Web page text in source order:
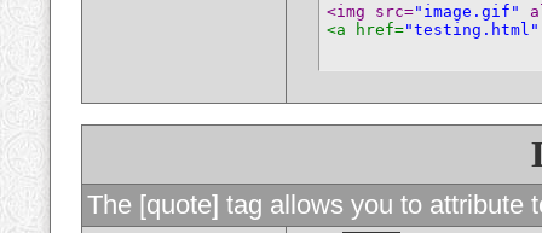
<img src="image.gif"
<a href="testing.html"
The [quote] tag allows you to attribute